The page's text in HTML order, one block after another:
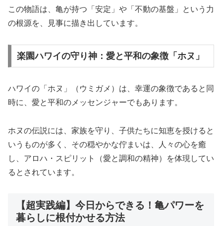
この物語は、亀が持つ「安定」や「不動の基盤」という力
の根源を、見事に描き出しています。
楽園ハワイの守り神：愛と平和の象徴「ホヌ」
ハワイの「ホヌ」（ウミガメ）は、幸運の象徴であると同
時に、愛と平和のメッセンジャーでもあります。
ホヌの伝説には、家族を守り、子供たちに知恵を授けると
いうものが多く、その穏やかな佇まいは、人々の心を癒
し、アロハ・スピリット（愛と調和の精神）を体現してい
るとされています。
【超実践編】今日からできる！亀パワーを
暮らしに根付かせる方法